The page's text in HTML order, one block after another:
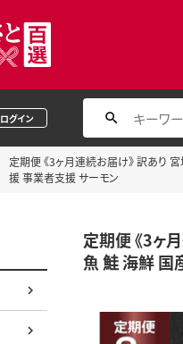
ログイン
定期便 《3ヶ月連続お届け》 訳あ
援 事業者支援 サーモン
定期便 《3ヶ
魚 鮭 海鮮 国